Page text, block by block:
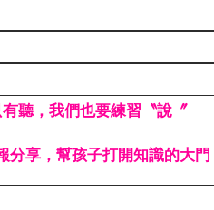
聽，我們也要練習〝說〞
分享，幫孩子打開知識的大門